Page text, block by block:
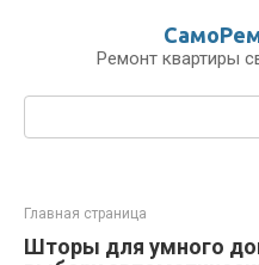
Ремонт квартиры
Поиск:
Главная страница
Шторы для умного